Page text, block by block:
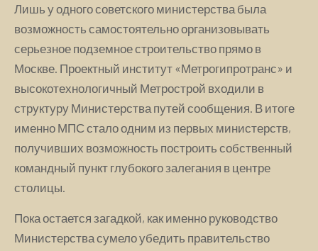
Лишь у одного советского министерства была
возможность самостоятельно организовывать
серьезное подземное строительство прямо в
Москве. Проектный институт «Метрогипротранс» и
высокотехнологичный Метрострой входили в
структуру Министерства путей сообщения. В итоге
именно МПС стало одним из первых министерств,
получивших возможность построить собственный
командный пункт глубокого залегания в центре
столицы.
Пока остается загадкой, как именно руководство
Министерства сумело убедить правительство